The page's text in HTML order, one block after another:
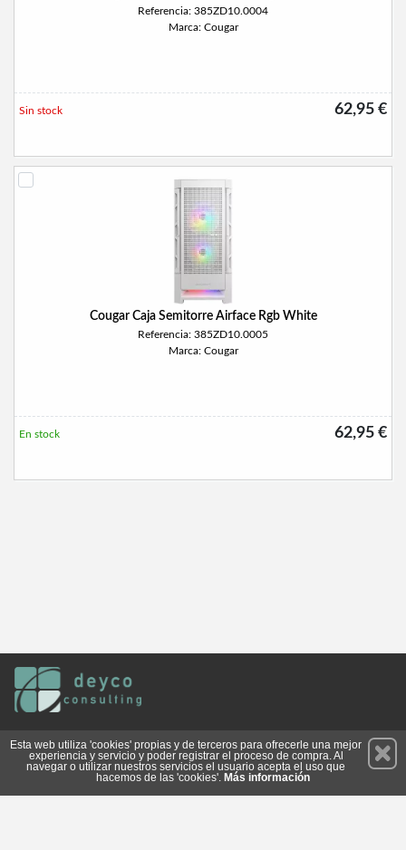
Referencia: 385ZD10.0004
Marca: Cougar
62,95 €
Sin stock
Cougar Caja Semitorre Airface Rgb White
Referencia: 385ZD10.0005
Marca: Cougar
62,95 €
En stock
Suscríbete
Esta web utiliza 'cookies' propias y de terceros para ofrecerle una mejor
experiencia y servicio y poder registrar el proceso de compra. Al
navegar o utilizar nuestros servicios el usuario acepta el uso que
hacemos de las 'cookies'. Más información